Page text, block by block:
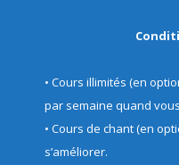
• Cours illimités (en
par semaine quand
• Cours de chant (en
s’améliorer.